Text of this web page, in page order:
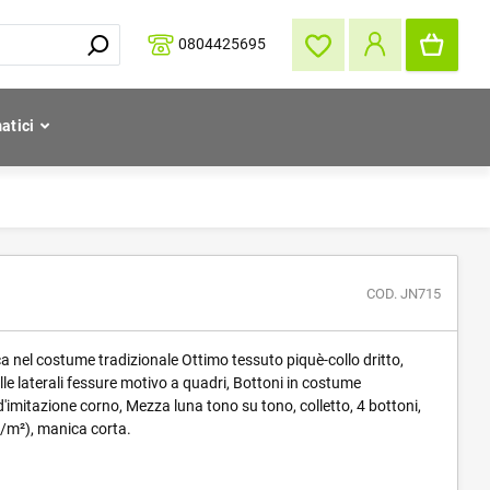
0804425695
COD. JN715
nel costume tradizionale Ottimo tessuto piquè-collo dritto,
laterali fessure motivo a quadri, Bottoni in costume
corno, Mezza luna tono su tono, colletto, 4 bottoni,
manica corta.